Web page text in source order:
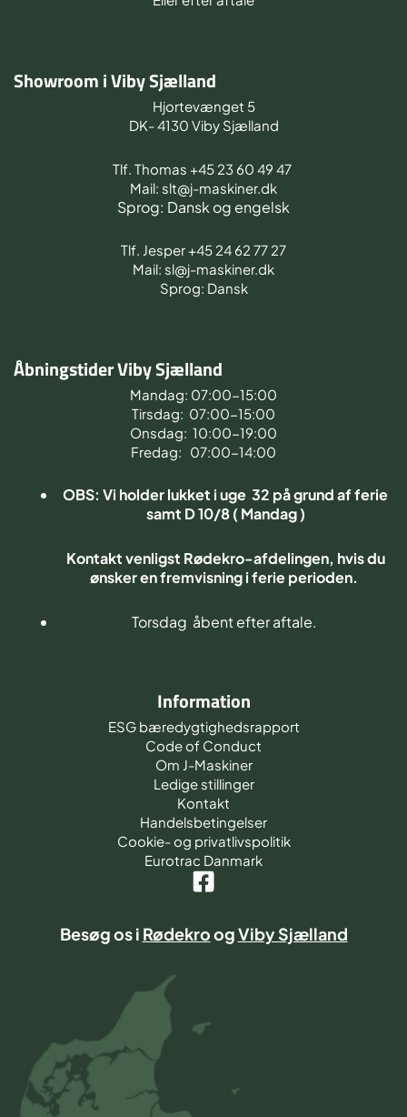
Showroom i Viby Sjælland
Hjortevænget 5
DK- 4130 Viby Sjælland
Tlf. Thomas +45 23 60 49 47
Mail: slt@j-maskiner.dk
Sprog: Dansk og engelsk
Tlf. Jesper +45 24 62 77 27
Mail: sl@j-maskiner.dk
Sprog: Dansk
Åbningstider Viby Sjælland
Mandag: 07:00-15:00
Tirsdag: 07:00-15:00
Onsdag: 10:00-19:00
Fredag: 07:00-14:00
OBS: Vi holder lukket i uge 32 på grund af ferie
samt D 10/8 ( Mandag )
Kontakt venligst Rødekro-afdelingen, hvis du
ønsker en fremvisning i ferie perioden.
Torsdag åbent efter aftale.
Information
ESG bæredygtighedsrapport
Code of Conduct
Om J-Maskiner
Ledige stillinger
Kontakt
Handelsbetingelser
Cookie- og privatlivspolitik
Eurotrac Danmark
Besøg os i RødekroogViby Sjælland